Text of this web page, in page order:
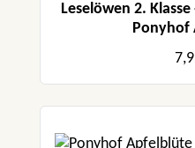
Leselöwen 2.
Ponyhof